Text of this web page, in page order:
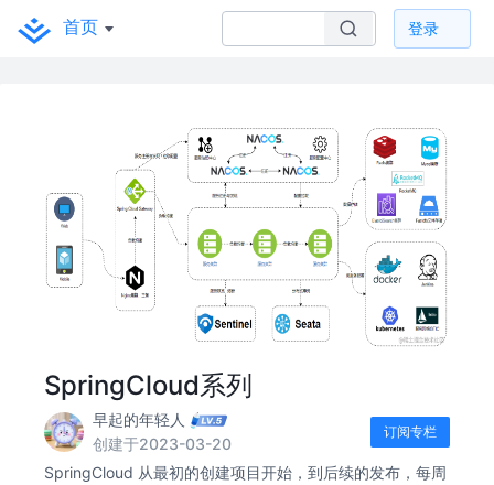
首页 登录
SpringCloud系列
早起的年轻人
创建于2023-03-20
订阅专栏
SpringCloud 从最初的创建项目开始，到后续的发布，每周